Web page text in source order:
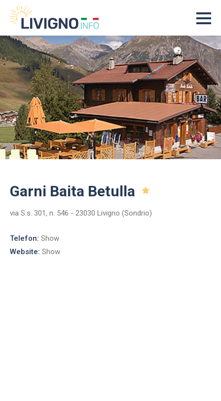
Garni Baita Betulla
via S.s. 301, n. 546 - 23030 Livigno (Sondrio)
Telefon: Show
Website: Show